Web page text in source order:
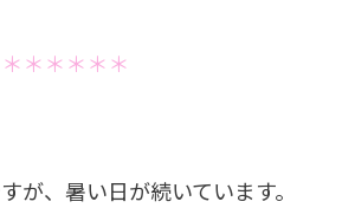
＊＊＊＊＊
が、暑い日が続いています。